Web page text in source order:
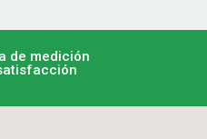
de medición